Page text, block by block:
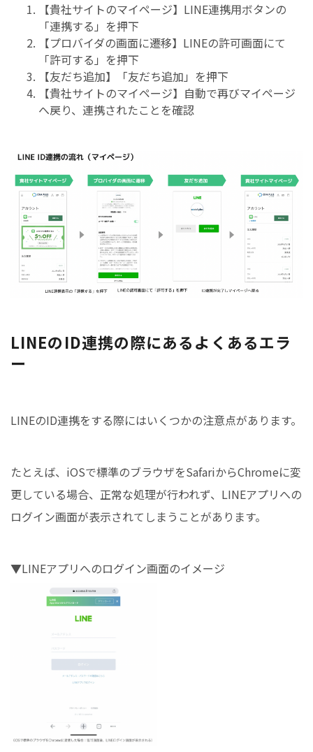
【貴社サイトのマイページ】LINE連携用ボタンの
「連携する」を押下
【プロバイダの画面に遷移】LINEの許可画面にて
「許可する」を押下
【友だち追加】「友だち追加」を押下
【貴社サイトのマイページ】自動で再びマイページ
へ戻り、連携されたことを確認
LINEのID連携の際にあるよくあるエラ
ー
LINEのID連携をする際にはいくつかの注意点があります。
たとえば、iOSで標準のブラウザをSafariからChromeに変
更している場合、正常な処理が行われず、LINEアプリへの
ログイン画面が表示されてしまうことがあります。
▼LINEアプリへのログイン画面のイメージ